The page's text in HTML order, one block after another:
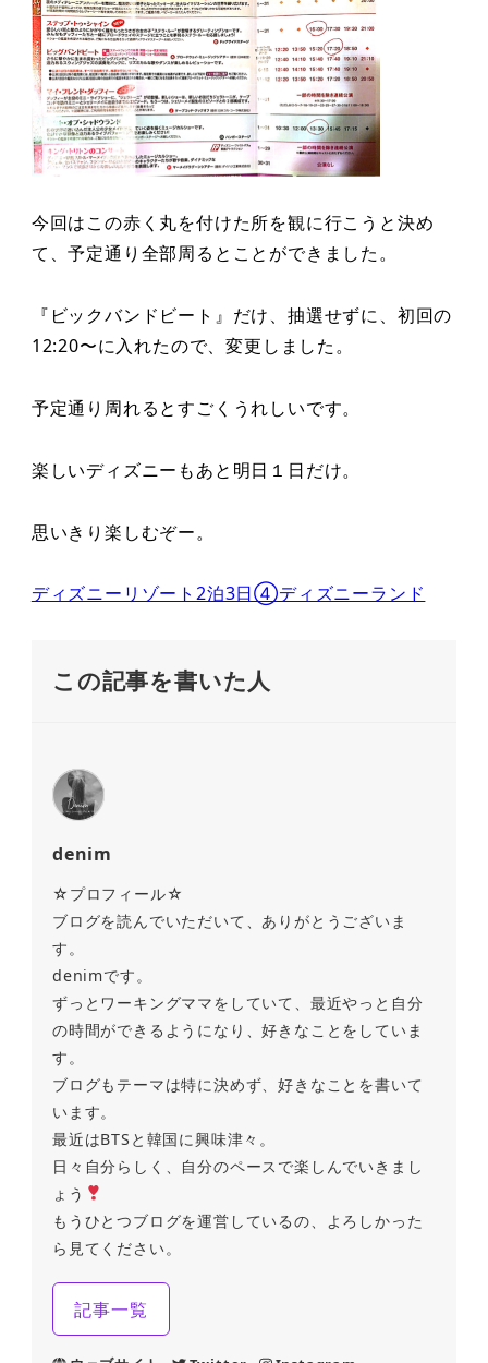
今回はこの赤く丸を付けた所を観に行こうと決め
て、予定通り全部周るとことができました。
『ビックバンドビート』だけ、抽選せずに、初回の
12:20〜に入れたので、変更しました。
予定通り周れるとすごくうれしいです。
楽しいディズニーもあと明日１日だけ。
思いきり楽しむぞー。
ディズニーリゾート2泊3日④ディズニーランド
この記事を書いた人
denim
☆プロフィール☆
ブログを読んでいただいて、ありがとうございま
す。
denimです。
ずっとワーキングママをしていて、最近やっと自分
の時間ができるようになり、好きなことをしていま
す。
ブログもテーマは特に決めず、好きなことを書いて
います。
最近はBTSと韓国に興味津々。
日々自分らしく、自分のペースで楽しんでいきまし
ょう
もうひとつブログを運営しているの、よろしかった
ら見てください。
記事一覧